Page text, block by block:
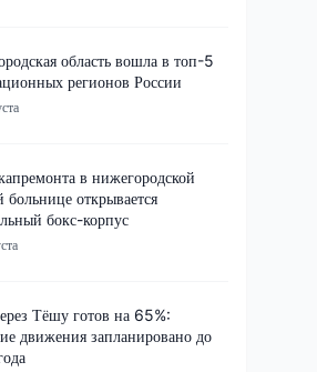
область вошла в топ-5
регионов России
в нижегородской
больнице открывается
бокс-корпус
Тёшу готов на 65%:
движения запланировано до